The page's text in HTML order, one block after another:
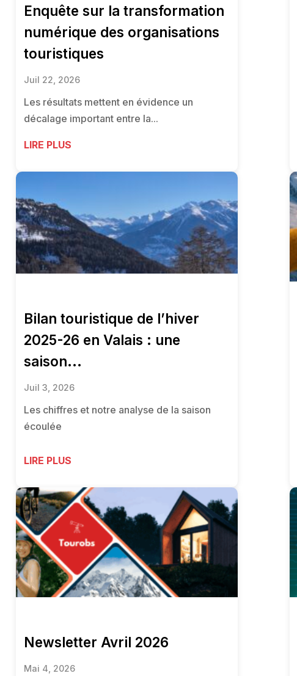
Enquête sur la transformation
numérique des organisations
touristiques
Juil 22, 2026
Les résultats mettent en évidence un
décalage important entre la...
LIRE PLUS
Bilan touristique de l’hiver
2025-26 en Valais : une
saison...
Juil 3, 2026
Les chiffres et notre analyse de la saison
écoulée
LIRE PLUS
Newsletter Avril 2026
Mai 4, 2026